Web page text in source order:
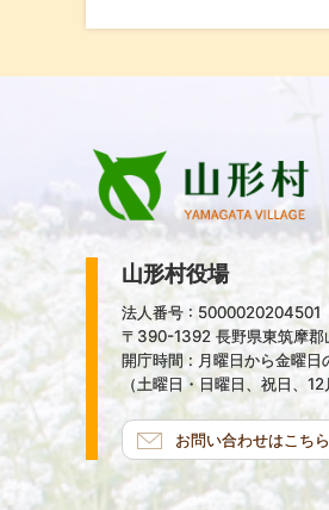
山形村役場
法人番号 : 5000020204501
〒390-1392 長野県東筑摩
開庁時間 : 月曜日から金曜
（土曜日・日曜日、祝日、
お問い合わせはこちら